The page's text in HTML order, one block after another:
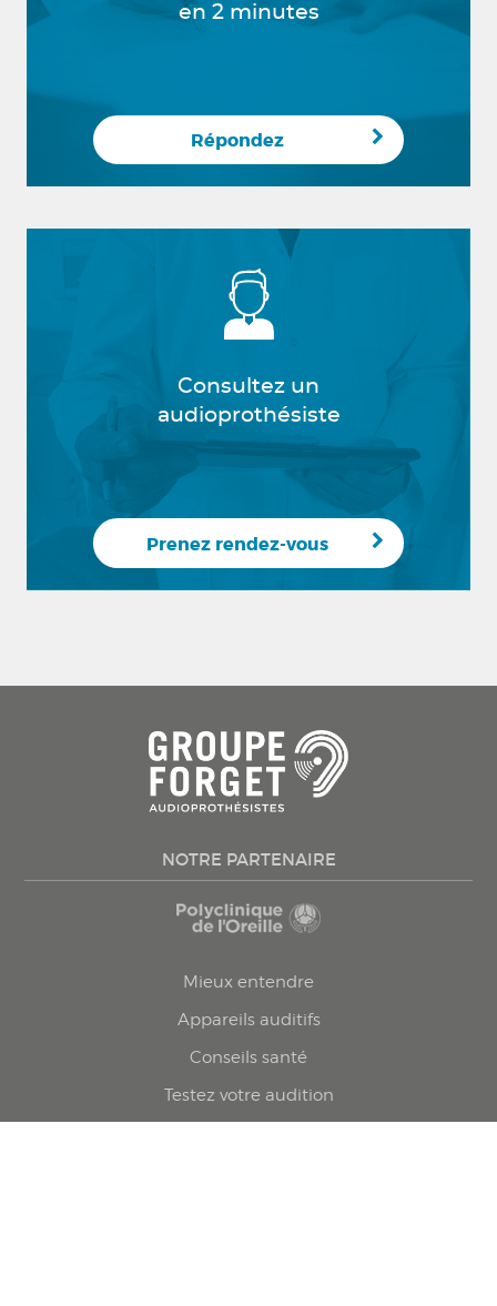
en 2 minutes
Répondez
Consultez un
audioprothésiste
Prenez rendez-vous
NOTRE PARTENAIRE
Mieux entendre
Appareils auditifs
Conseils santé
Testez votre audition